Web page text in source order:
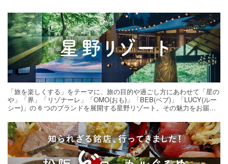
「旅を楽しくする」をテーマに、旅の目的や過ごし方にあわせて「星の
や」「界」「リゾナーレ」「OMO(おも)」「BEB(ベブ)」「LUCY(ルー
シー)」の 6 つのブランドを展開する星野リゾート。その魅力をお届け